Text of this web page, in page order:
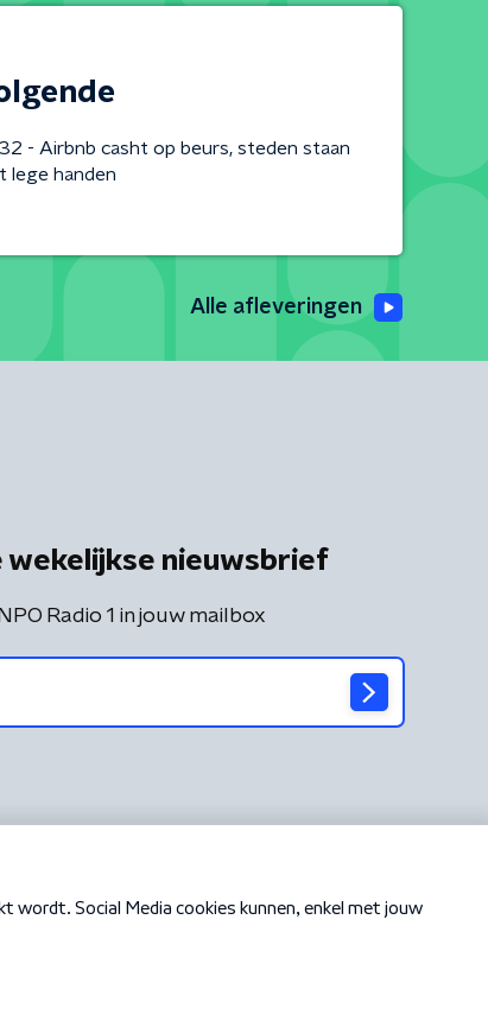
- Airbnb casht op beurs, steden staan
lege handen
Alle afleveringen
wekelijkse nieuwsbrief
Radio 1 in jouw mailbox